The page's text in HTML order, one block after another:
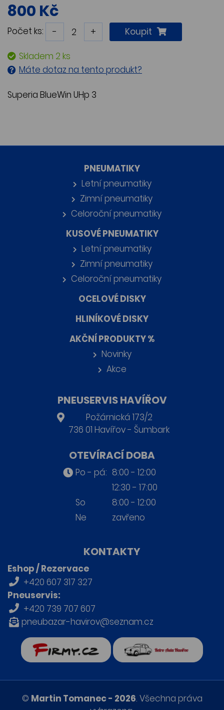
800 Kč
Počet ks: - + Koupit
Skladem 2 ks
Máte dotaz na tento produkt?
Superia BlueWin UHp 3
PNEUMATIKY
Letní pneumatiky
Zimní pneumatiky
Celoroční pneumatiky
KUSOVÉ PNEUMATIKY
Letní pneumatiky
Zimní pneumatiky
Celoroční pneumatiky
OCELOVÉ DISKY
HLINÍKOVÉ DISKY
AKČNÍ PRODUKTY %
Novinky
Akce
PNEUSERVIS HAVÍŘOV
Požárnická 173/2
736 01 Havířov - Šumbark
OTEVÍRACÍ DOBA
Po - pá: 8:00 - 12:00
12:30 - 17:00
So
8:00 - 12:00
Ne
zavřeno
KONTAKTY
Eshop / Rezervace
+420 607 317 327
Pneuservis:
+420 739 707 607
pneubazar-havirov@seznam.cz
Retro auta Havířov
© Martin Tomanec - 2026. Všechna práva